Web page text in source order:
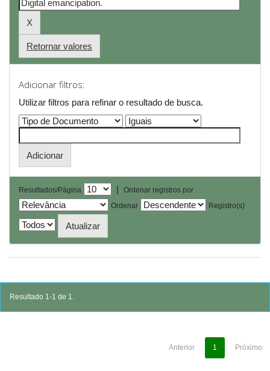
Retornar valores
Adicionar filtros:
Utilizar filtros para refinar o resultado de busca.
Resultados/Página |
Ordenar registros por
Ordenar
Registro(s)
Resultado 1-1 de 1.
Anterior 1 Próximo